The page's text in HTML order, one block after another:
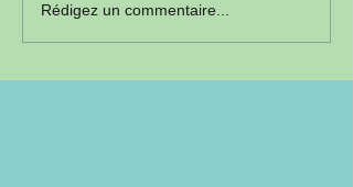
Rédigez un commentaire...